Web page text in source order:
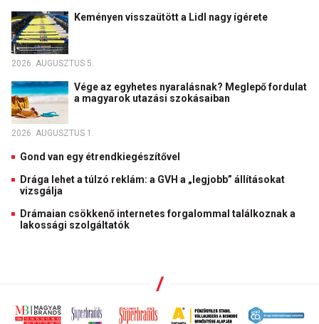
Keményen visszaütött a Lidl nagy ígérete
2026. AUGUSZTUS 5.
Vége az egyhetes nyaralásnak? Meglepő fordulat
a magyarok utazási szokásaiban
2026. AUGUSZTUS 1.
Gond van egy étrendkiegészítővel
Drága lehet a túlzó reklám: a GVH a „legjobb” állításokat
vizsgálja
Drámaian csökkenő internetes forgalommal találkoznak a
lakossági szolgáltatók